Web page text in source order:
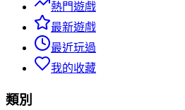
熱門遊戲
最新遊戲
最近玩過
我的收藏
類別